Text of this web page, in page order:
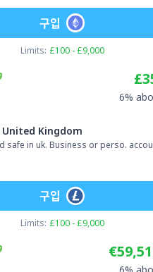
Limits: £100 - £9,000
구입
United Kingdom
safe in uk. Business or perso.
6%
Limits: £100 - £9,000
구입